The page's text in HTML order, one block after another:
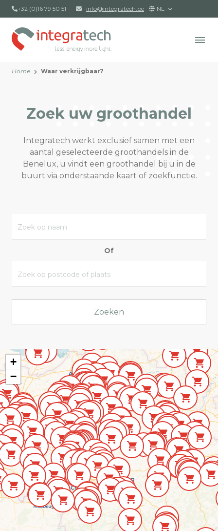
+32 (0)16 79 50 51 info@integratech.be NL
Home Waar verkrijgbaar?
Zoek uw groothandel
Integratech werkt exclusief samen met een
aantal geselecteerde groothandels in de
Benelux, u vindt een groothandel bij u in de
buurt via onderstaande kaart of zoekfunctie.
Of
Zoeken
+
−